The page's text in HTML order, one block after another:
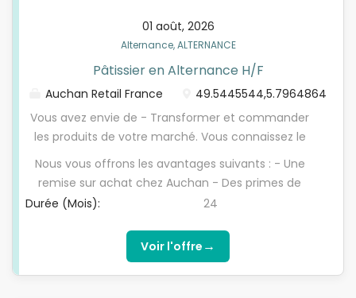
01 août, 2026
Alternance, ALTERNANCE
Pâtissier en Alternance H/F
Auchan Retail France
49.5445544,5.7964864
Vous avez envie de - Transformer et commander
les produits de votre marché. Vous connaissez le
positionnement de votre marché et mettez en
oeuvre les recettes / process de transformation de
vos produits. Vous êtes polyvalent à tous les postes
de fabrication avec un haut niveau de
professionnalisme et êtes capable d'évaluer la
qualité et la fraîcheur des produits et d'écarter les
Nous vous offrons les avantages suivants : - Une
remise sur achat chez Auchan - Des primes de
participation et d'intéressement selon la
annuelle équivalente à un 13e mois Chez Auchan,
nous sommes convaincus que la diversité fait la
richesse d'une entreprise. Nous étudions à
Durée (Mois): 24
Voir l'offre →